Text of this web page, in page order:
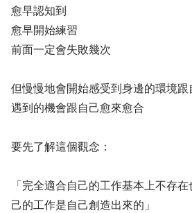
愈早認知到
愈早開始練習
前面一定會失敗幾次
但慢慢地會開始感受到身邊的環境跟
遇到的機會跟自己愈來愈合
要先了解這個觀念：
「完全適合自己的工作基本上不存
己的工作是自己創造出來的」